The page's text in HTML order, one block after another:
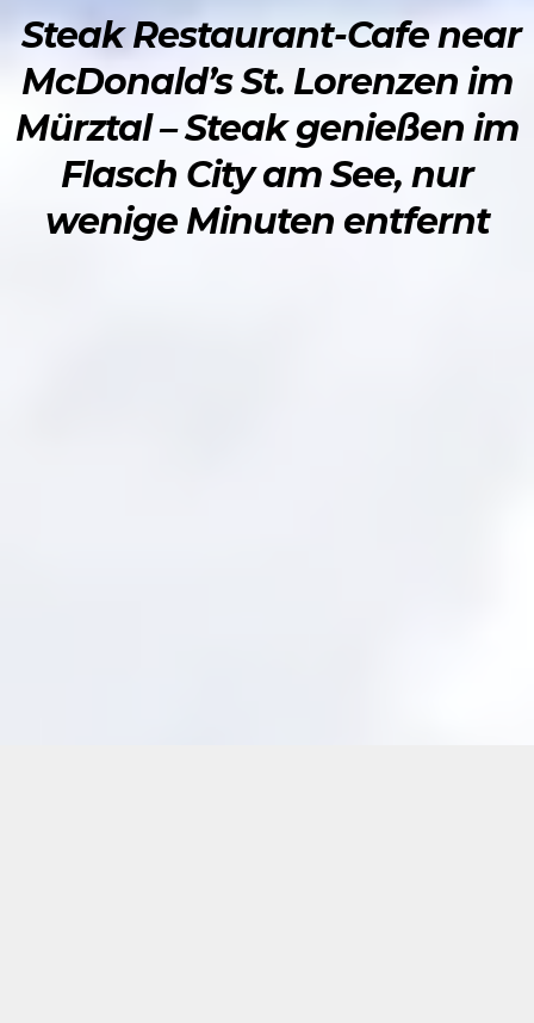
Steak Restaurant-Cafe near
McDonald’s St. Lorenzen im
Mürztal – Steak genießen im
Flasch City am See, nur
wenige Minuten entfernt